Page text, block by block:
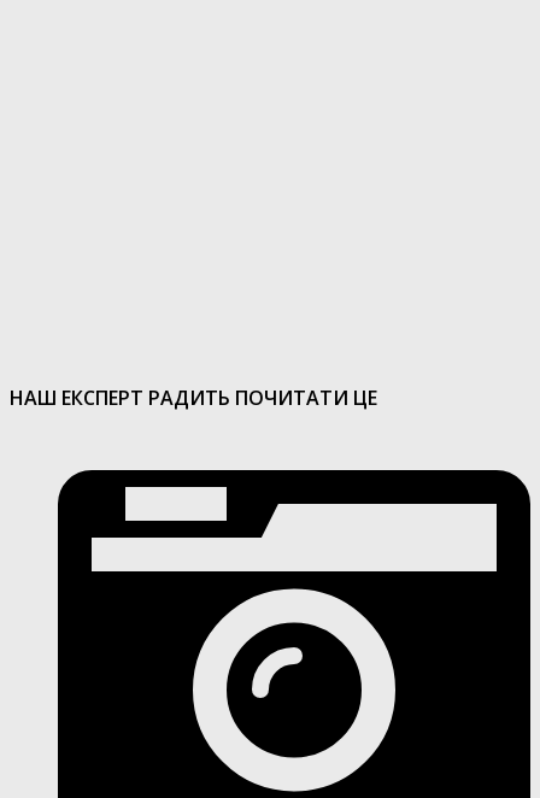
НАШ ЕКСПЕРТ РАДИТЬ ПОЧИТАТИ ЦЕ